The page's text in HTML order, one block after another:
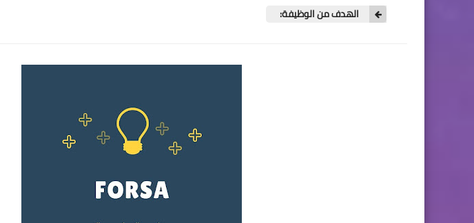
الهدف من الوظيفة: